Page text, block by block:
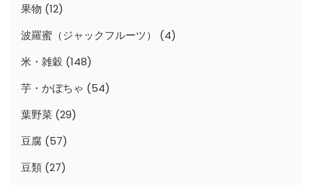
果物 (12)
波羅蜜（ジャックフルーツ）
(4)
米・雑穀 (148)
芋・かぼちゃ (54)
葉野菜 (29)
豆腐 (57)
豆類 (27)